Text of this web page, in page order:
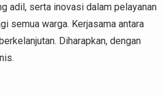
adil, serta inovasi dalam pelayanan
semua warga. Kerjasama antara
Diharapkan, dengan